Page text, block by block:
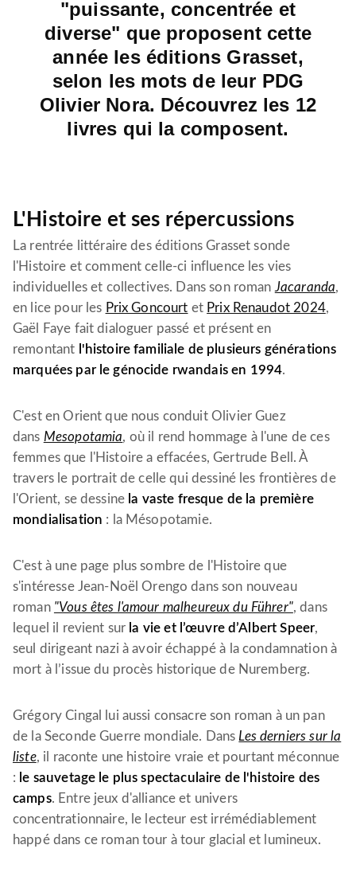
"puissante, concentrée et
diverse" que proposent cette
année les éditions Grasset,
selon les mots de leur PDG
Olivier Nora. Découvrez les 12
livres qui la composent.
L'Histoire et ses répercussions
La rentrée littéraire des éditions Grasset sonde
l'Histoire et comment celle-ci influence les vies
individuelles et collectives. Dans son roman Jacaranda,
en lice pour les Prix Goncourt et Prix Renaudot 2024,
Gaël Faye fait dialoguer passé et présent en
remontant l'histoire familiale de plusieurs générations
marquées par le génocide rwandais en 1994.
C'est en Orient que nous conduit Olivier Guez
dans Mesopotamia, où il rend hommage à l'une de ces
femmes que l'Histoire a effacées, Gertrude Bell. À
travers le portrait de celle qui dessiné les frontières de
l'Orient, se dessine la vaste fresque de la première
mondialisation : la Mésopotamie.
C'est à une page plus sombre de l'Histoire que
s'intéresse Jean-Noël Orengo dans son nouveau
roman "Vous êtes l'amour malheureux du Führer", dans
lequel il revient sur la vie et l’œuvre d’Albert Speer,
seul dirigeant nazi à avoir échappé à la condamnation à
mort à l’issue du procès historique de Nuremberg.
Grégory Cingal lui aussi consacre son roman à un pan
de la Seconde Guerre mondiale. DansLes derniers sur la
liste, il raconte une histoire vraie et pourtant méconnue
: le sauvetage le plus spectaculaire de l'histoire des
camps. Entre jeux d'alliance et univers
concentrationnaire, le lecteur est irrémédiablement
happé dans ce roman tour à tour glacial et lumineux.